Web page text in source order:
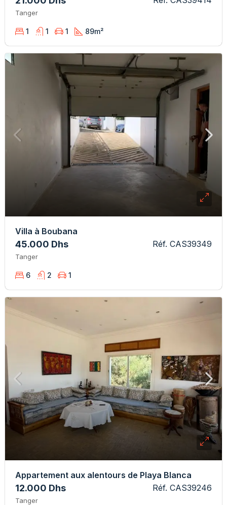
Tanger
1 1 1 89m²
Villa à Boubana
45.000 Dhs Réf. CAS39349
Tanger
6 2 1
Appartement aux alentours de Playa Blanca
12.000 Dhs Réf. CAS39246
Tanger